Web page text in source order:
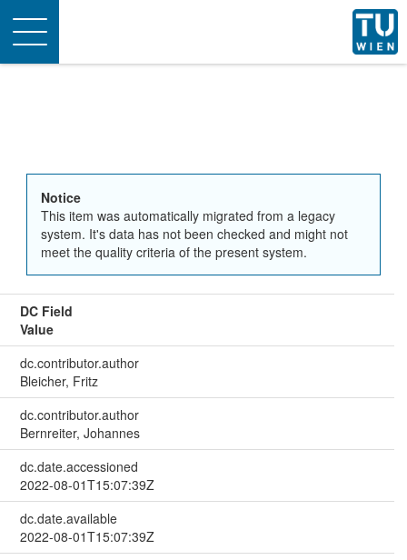
Toggle
navigation
Notice
This item was automatically migrated from a legacy
system. It's data has not been checked and might not
meet the quality criteria of the present system.
DC Field
Value
dc.contributor.author
Bleicher, Fritz
dc.contributor.author
Bernreiter, Johannes
dc.date.accessioned
2022-08-01T15:07:39Z
dc.date.available
2022-08-01T15:07:39Z